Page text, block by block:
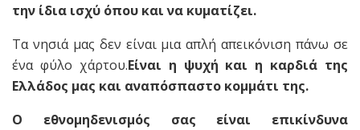
την ίδια ισχύ όπου και να κυματίζει.
Τα νησιά μας δεν είναι μια απλή απεικόνιση πάνω σε
ένα φύλο χάρτου.Είναι η ψυχή και η καρδιά της
Ελλάδος μας και αναπόσπαστο κομμάτι της.
Ο εθνομηδενισμός σας είναι επικίνδυνα